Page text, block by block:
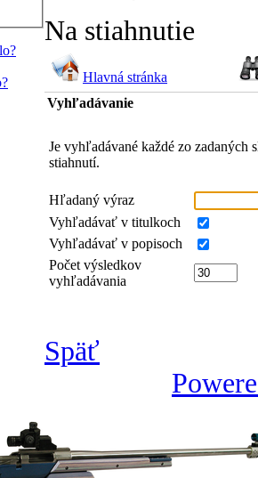
Na stiahnutie
Hlavná stránka
Vyhľadávanie
Je vyhľadávané každé zo
stiahnutí.
Hľadaný výraz
Vyhľadávať v titulkoch
Vyhľadávať v popisoch
Počet výsledkov
vyhľadávania
Späť